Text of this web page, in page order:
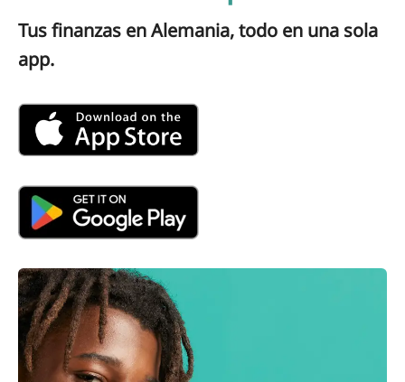
Tus finanzas en Alemania, todo en una sola
app.